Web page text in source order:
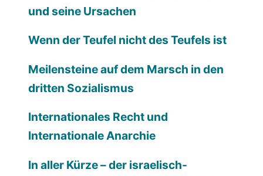
und seine Ursachen
Wenn der Teufel nicht des Teufels ist
Meilensteine auf dem Marsch in den
dritten Sozialismus
Internationales Recht und
Internationale Anarchie
In aller Kürze – der israelisch-